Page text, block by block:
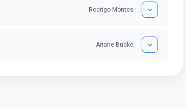
Rodrigo Montes
Ariane Budke